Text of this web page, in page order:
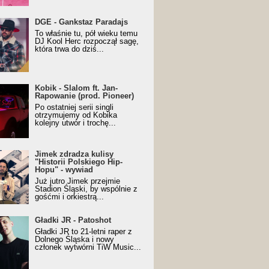
z nagrodą za
Trueschoolowy
Roku (Popkillery 2023)
DGE - Gankstaz Paradajs
To właśnie tu, pół wieku temu
DJ Kool Herc rozpoczął sagę,
która trwa do dziś...
- Slalom ft. Jan-
(prod. Pioneer)
Music Visualiser]
Kobik - Slalom ft. Jan-
Rapowanie (prod. Pioneer)
Po ostatniej serii singli
otrzymujemy od Kobika
kolejny utwór i trochę...
zdradza kulisy "Historii
Hip-Hopu" - wywiad
Jimek zdradza kulisy
"Historii Polskiego Hip-
Hopu" - wywiad
Już jutro Jimek przejmie
Stadion Śląski, by wspólnie z
gośćmi i orkiestrą...
JR - Patoshot
Gładki JR - Patoshot
Gładki JR to 21-letni raper z
Dolnego Śląska i nowy
członek wytwórni TiW Music...